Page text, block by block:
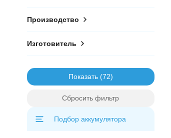
Производство
Изготовитель
Показать
Сбросить фильтр
Подбор аккумулятора